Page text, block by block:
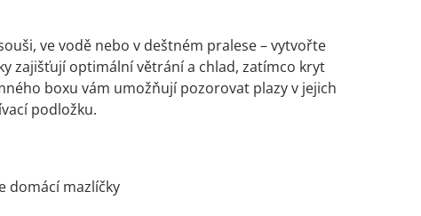
ve vodě nebo v deštném pralese – vytvořte
zajišťují optimální větrání a chlad, zatímco kryt
boxu vám umožňují pozorovat plazy v jejich
podložku.
domácí mazlíčky